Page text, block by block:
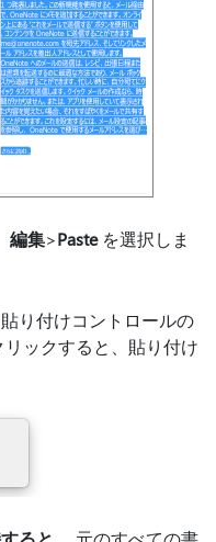
編集>Pasteを選択しま
り付けコントロールの
ックすると、貼り付け